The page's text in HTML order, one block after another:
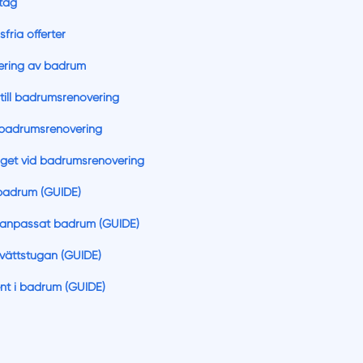
offerter
av badrum
badrumsrenovering
vid badrumsrenovering
(GUIDE)
badrum (GUIDE)
(GUIDE)
i badrum (GUIDE)